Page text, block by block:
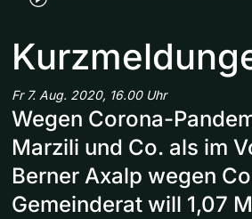
Fr 7. Aug. 2020, 16.00 Uhr
Wegen Corona-
Marzili und Co. als im
Berner Axalp wegen
Gemeinderat will 1,07